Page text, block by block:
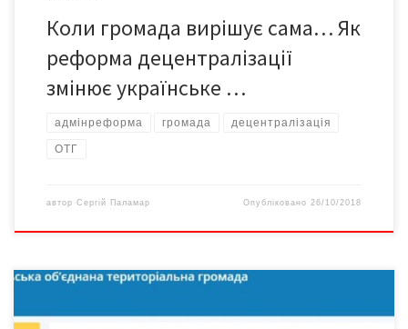
Коли громада вирішує сама… Як
реформа децентралізації
змінює українське …
адмінреформа громада децентралізація
ОТГ
автор Сергій Паламар Опубліковано26/10/2018